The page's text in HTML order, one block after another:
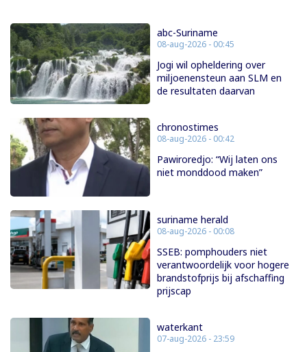
abc-Suriname
08-aug-2026 - 00:45
Jogi wil opheldering over
miljoenensteun aan SLM en
de resultaten daarvan
chronostimes
08-aug-2026 - 00:42
Pawiroredjo: “Wij laten ons
niet monddood maken”
suriname herald
08-aug-2026 - 00:08
SSEB: pomphouders niet
verantwoordelijk voor hogere
brandstofprijs bij afschaffing
prijscap
waterkant
07-aug-2026 - 23:59